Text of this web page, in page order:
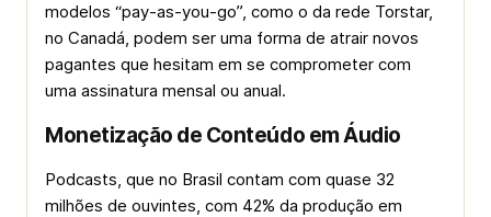
modelos “pay-as-you-go”, como o da rede Torstar,
no Canadá, podem ser uma forma de atrair novos
pagantes que hesitam em se comprometer com
uma assinatura mensal ou anual.
Monetização de Conteúdo em Áudio
Podcasts, que no Brasil contam com quase 32
milhões de ouvintes, com 42% da produção em